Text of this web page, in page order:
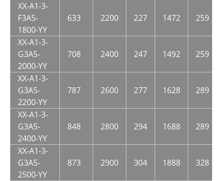
XX-A1-3-
F3A5-
1800-YY
633 2200 227 1472 259
XX-A1-3-
G3A5-
2000-YY
708 2400 247 1492 259
XX-A1-3-
G3A5-
2200-YY
787 2600 277 1628 289
XX-A1-3-
G3A5-
2400-YY
848 2800 294 1688 289
XX-A1-3-
G3A5-
2500-YY
873 2900 304 1888 328